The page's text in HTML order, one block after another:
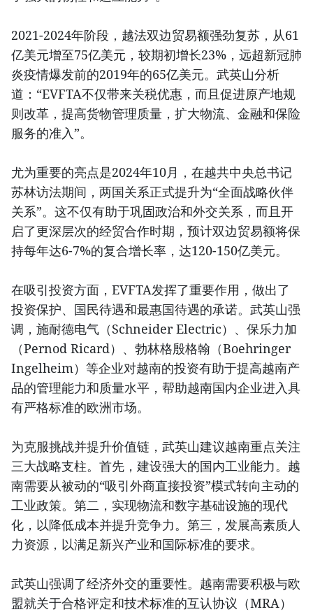
2021-2024年阶段，越法双边贸易额强劲复苏，从61
亿美元增至75亿美元，较期初增长23%，远超新冠肺
炎疫情爆发前的2019年的65亿美元。武英山分析
道：“EVFTA不仅带来关税优惠，而且促进原产地规
则改革，提高货物管理质量，扩大物流、金融和保险
服务的准入”。
尤为重要的亮点是2024年10月，在越共中央总书记
苏林访法期间，两国关系正式提升为“全面战略伙伴
关系”。这不仅有助于巩固政治和外交关系，而且开
启了更深层次的经贸合作时期，预计双边贸易额将保
持每年达6-7%的复合增长率，达120-150亿美元。
在吸引投资方面，EVFTA发挥了重要作用，做出了
投资保护、国民待遇和最惠国待遇的承诺。武英山强
调，施耐德电气（Schneider Electric）、保乐力加
（Pernod Ricard）、勃林格殷格翰（Boehringer
Ingelheim）等企业对越南的投资有助于提高越南产
品的管理能力和质量水平，帮助越南国内企业进入具
有严格标准的欧洲市场。
为克服挑战并提升价值链，武英山建议越南重点关注
三大战略支柱。首先，建设强大的国内工业能力。越
南需要从被动的“吸引外商直接投资”模式转向主动的
工业政策。第二，实现物流和数字基础设施的现代
化，以降低成本并提升竞争力。第三，发展高素质人
力资源，以满足新兴产业和国际标准的要求。
武英山强调了经济外交的重要性。越南需要积极与欧
盟就关于合格评定和技术标准的互认协议（MRA）